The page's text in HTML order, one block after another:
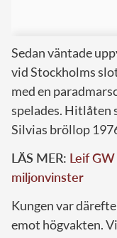
Sedan väntade
vid Stockholms
med en
spelades. Hitlåten
Silvias bröllop
LÄS MER: Leif
miljonvinster
Kungen var
emot högvakten.